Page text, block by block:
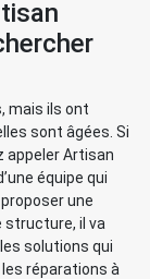
mais ils ont
sont âgées. Si
appeler Artisan
équipe qui
une
structure, il va
solutions qui
réparations à